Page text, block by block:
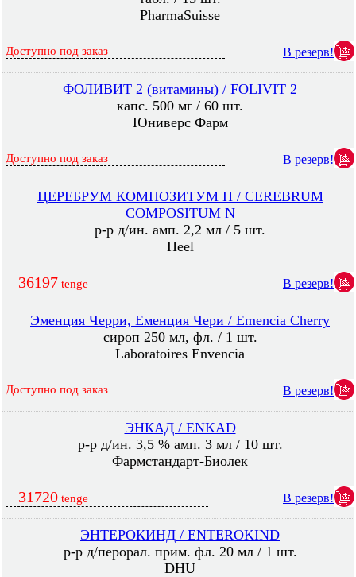
PharmaSuisse
Доступно под заказ В резерв!
ФОЛИВИТ 2 (витамины) / FOLIVIT 2
капс. 500 мг / 60 шт.
Юниверс Фарм
Доступно под заказ В резерв!
ЦЕРЕБРУМ КОМПОЗИТУМ Н / CEREBRUM
COMPOSITUM N
р-р д/ин. амп. 2,2 мл / 5 шт.
Heel
36197 tenge В резерв!
Эменция Черри, Еменция Чери / Emencia Cherry
сироп 250 мл, фл. / 1 шт.
Laboratoires Envencia
Доступно под заказ В резерв!
ЭНКАД / ENKAD
р-р д/ин. 3,5 % амп. 3 мл / 10 шт.
Фармстандарт-Биолек
31720 tenge В резерв!
ЭНТЕРОКИНД / ENTEROKIND
р-р д/перорал. прим. фл. 20 мл / 1 шт.
DHU